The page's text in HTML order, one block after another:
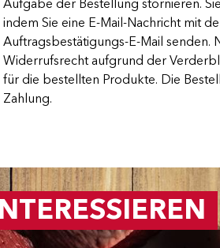
Aufgabe der Bestellung stornieren.
indem Sie eine E-Mail-Nachricht mit
Auftragsbestätigungs-E-Mail senden.
Widerrufsrecht aufgrund der
für die bestellten Produkte. Die
Zahlung.